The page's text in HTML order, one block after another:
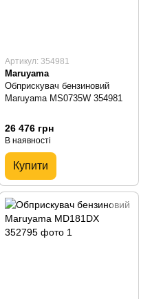
Артикул: 354981
Maruyama
Обприскувач бензиновий
Maruyama MS0735W 354981
26 476 грн
В наявності
Купити